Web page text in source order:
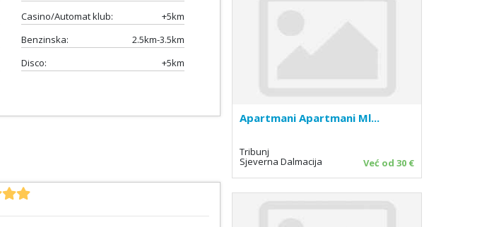
Casino/Automat klub:
+5km
Benzinska:
2.5km-3.5km
Disco:
+5km
Apartmani Apartmani Ml...
Tribunj
Sjeverna Dalmacija Već od 30 €